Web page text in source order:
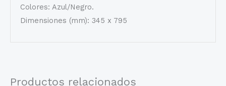
Colores: Azul/Negro.
Dimensiones (mm): 345 x 795
Productos relacionados